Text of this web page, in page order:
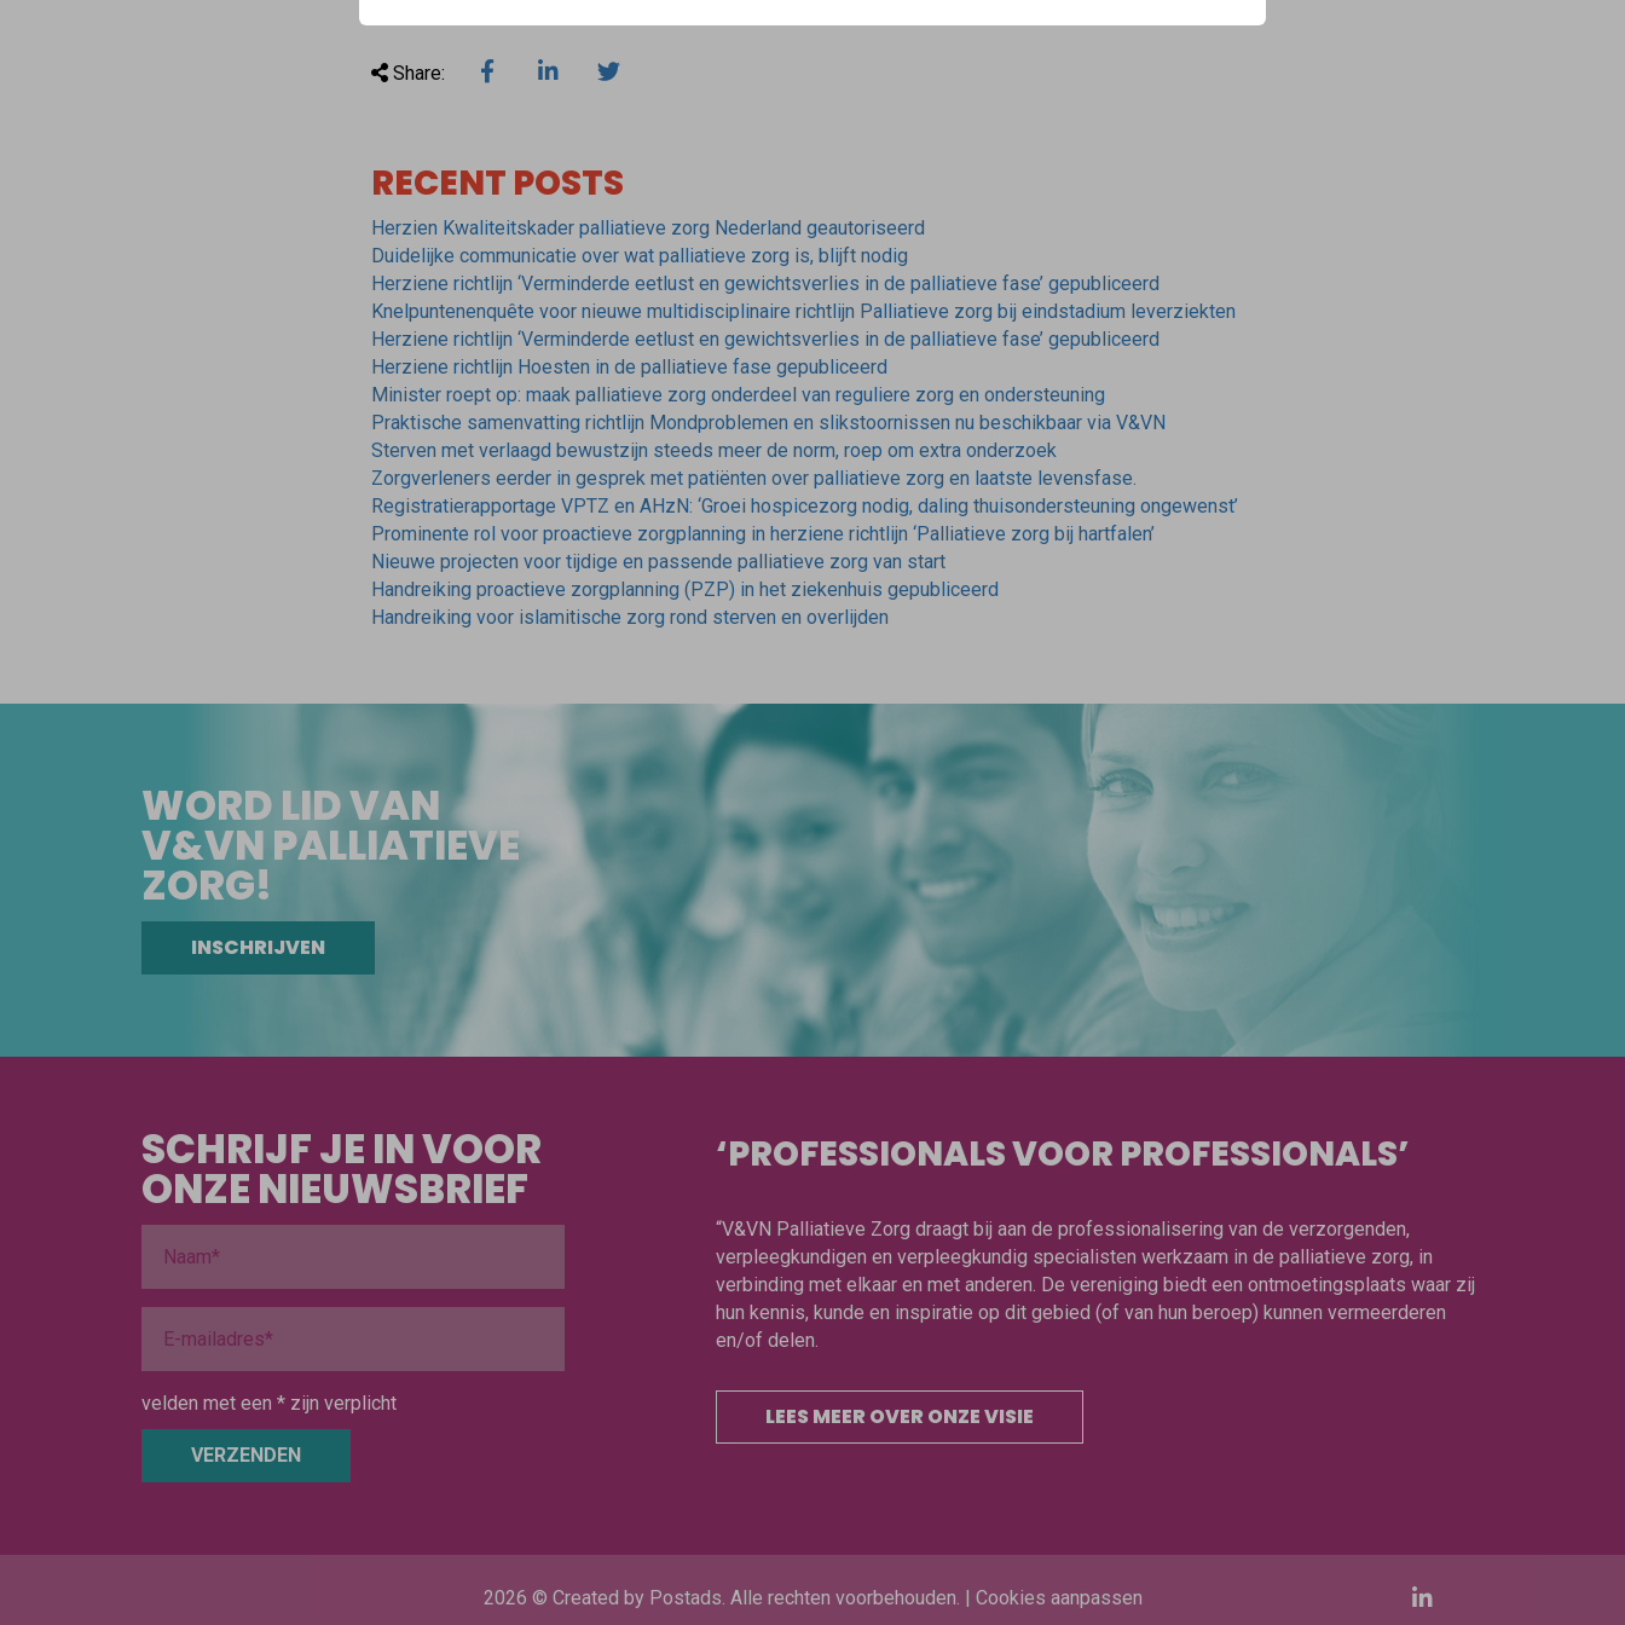
Share:
RECENT POSTS
Herzien Kwaliteitskader palliatieve zorg Nederland geautoriseerd
Duidelijke communicatie over wat palliatieve zorg is, blijft nodig
Herziene richtlijn ‘Verminderde eetlust en gewichtsverlies in de palliatieve fase’ gepubliceerd
Knelpuntenenquête voor nieuwe multidisciplinaire richtlijn Palliatieve zorg bij eindstadium leverziekten
Herziene richtlijn ‘Verminderde eetlust en gewichtsverlies in de palliatieve fase’ gepubliceerd
Herziene richtlijn Hoesten in de palliatieve fase gepubliceerd
Minister roept op: maak palliatieve zorg onderdeel van reguliere zorg en ondersteuning
Praktische samenvatting richtlijn Mondproblemen en slikstoornissen nu beschikbaar via V&VN
Sterven met verlaagd bewustzijn steeds meer de norm, roep om extra onderzoek
Zorgverleners eerder in gesprek met patiënten over palliatieve zorg en laatste levensfase.
Registratierapportage VPTZ en AHzN: ‘Groei hospicezorg nodig, daling thuisondersteuning ongewenst’
Prominente rol voor proactieve zorgplanning in herziene richtlijn ‘Palliatieve zorg bij hartfalen’
Nieuwe projecten voor tijdige en passende palliatieve zorg van start
Handreiking proactieve zorgplanning (PZP) in het ziekenhuis gepubliceerd
Handreiking voor islamitische zorg rond sterven en overlijden
WORD LID VAN
V&VN PALLIATIEVE
ZORG!
INSCHRIJVEN
SCHRIJF JE IN VOOR
ONZE NIEUWSBRIEF
velden met een * zijn verplicht
VERZENDEN
‘PROFESSIONALS VOOR PROFESSIONALS’
“V&VN Palliatieve Zorg draagt bij aan de professionalisering van de verzorgenden,
verpleegkundigen en verpleegkundig specialisten werkzaam in de palliatieve zorg, in
verbinding met elkaar en met anderen. De vereniging biedt een ontmoetingsplaats waar zij
hun kennis, kunde en inspiratie op dit gebied (of van hun beroep) kunnen vermeerderen
en/of delen.
LEES MEER OVER ONZE VISIE
2026 © Created by Postads. Alle rechten voorbehouden. | Cookies aanpassen